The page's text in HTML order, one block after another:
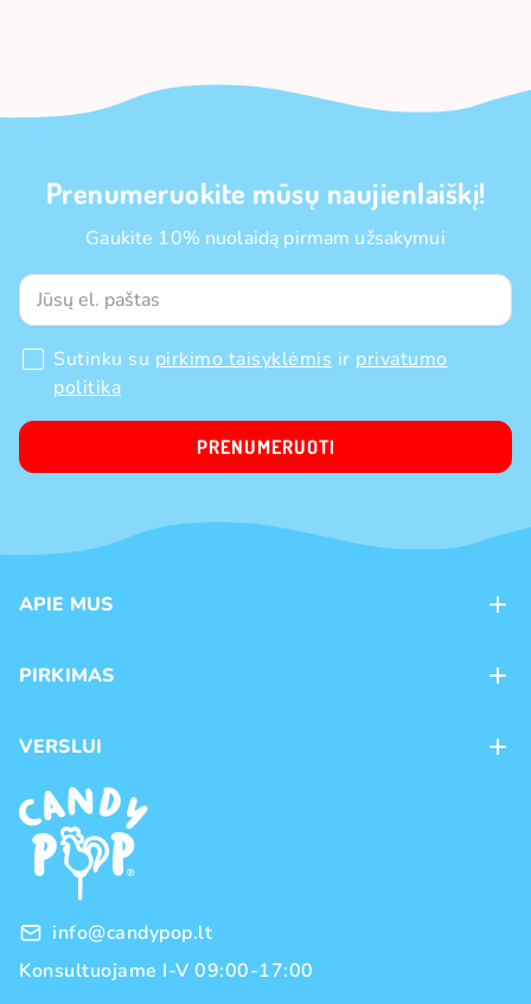
Prenumeruokite mūsų naujienlaiškį!
Gaukite 10% nuolaidą pirmam užsakymui
Sutinku su pirkimo taisyklėmis ir privatumo
politika
PRENUMERUOTI
APIE MUS
Kontaktai
Naujienos
Prekių ženklai
PIRKIMAS
Pristatymas
Prekių grąžinimas ir keitimas
Pirkimo taisyklės
Privatumo politika
VERSLUI
Franšizė
Didmeninė prekyba
info@candypop.lt
Konsultuojame I-V 09:00-17:00